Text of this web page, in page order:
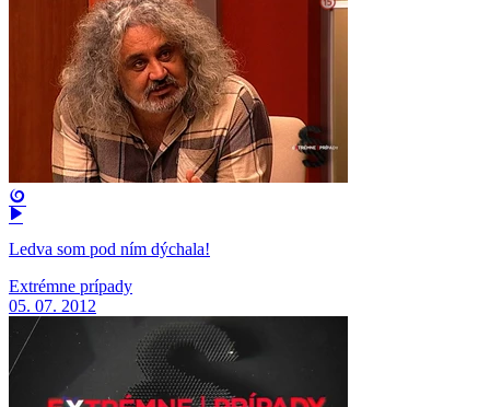
Ledva som pod ním dýchala!
Extrémne prípady
05. 07. 2012